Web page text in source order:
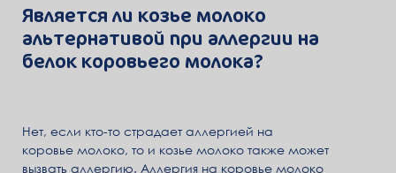
Является ли козье молоко
альтернативой при аллергии на
белок коровьего молока?
Нет, если кто-то страдает аллергией на
коровье молоко, то и козье молоко также может
вызвать аллергию. Аллергия на коровье молоко